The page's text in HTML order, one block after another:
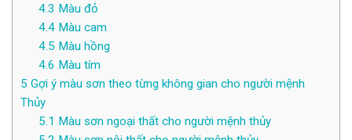
4.3 Màu đỏ
4.4Màu cam
4.5 Màu hồng
4.6 Màu tím
5 Gợi ý màu sơn theo từng không gian cho người mệnh
Thủy
5.1 Màu sơn ngoại thất cho người mệnh thủy